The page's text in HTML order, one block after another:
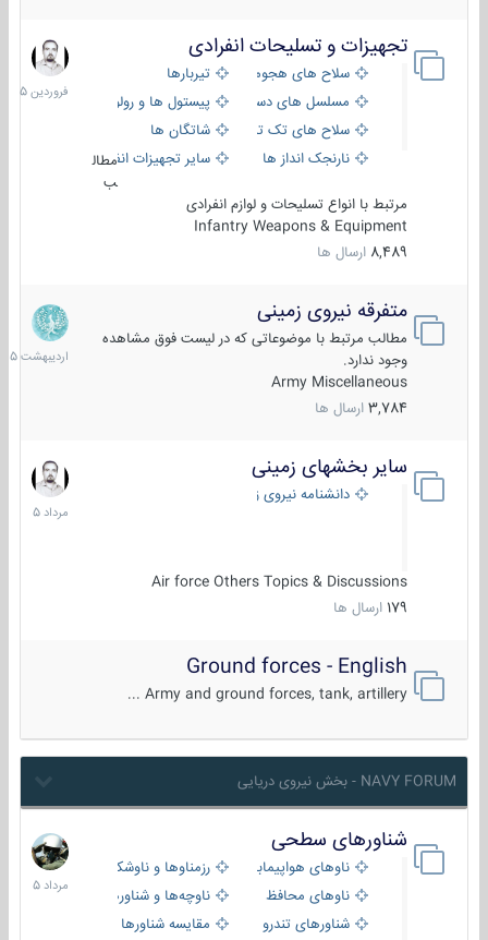
تجهیزات و تسلیحات انفرادی
سلاح های هجومی
تیربارها
مسلسل های دستی
پیستول ها و رولورها
سلاح های تک تیر اندازیشاتگان ها
نارنجک انداز ها
سایر تجهیزات انفرادی
مطال
ب
مرتبط با انواع تسلیحات و لوازم انفرادی
Infantry Weapons & Equipment
8,489 ارسال ها
17
فروردین
1405
متفرقه نیروی زمینی
مطالب مرتبط با موضوعاتی که در لیست فوق مشاهده
وجود ندارد.
Army Miscellaneous
3,784 ارسال ها
27
1405
سایر بخشهای زمینی
دانشنامه نیروی زمینی
Air force Others Topics & Discussions
179 ارسال ها
9
مرداد
1405
Ground forces - English
Army and ground forces, tank, artillery ...
NAVY FORUM - بخش نیروی دریایی
شناورهای سطحی
ناوهای هواپیمابر و بالگرد بررزمناوها و ناوشکن‌ها
ناوهای محافظ
ناوچه‌ها و شناورهای گشتی
شناورهای تندرو
مقایسه شناورها
2
مرداد
1405